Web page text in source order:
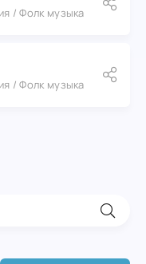
/ Фолк музыка
/ Фолк музыка